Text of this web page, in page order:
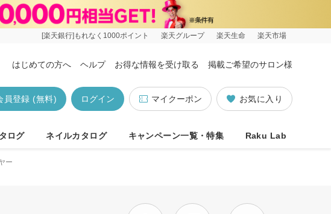
[楽天銀行]もれなく1000ポイント 楽天グループ 楽天生命 楽天市場
はじめての方へ ヘルプ お得な情報を受け取る 掲載ご希望のサロン様
お気に入り
マイクーポン
ログイン
員登録 (無料)
ログ ネイルカタログ キャンペーン一覧・特集 Raku Lab
ー